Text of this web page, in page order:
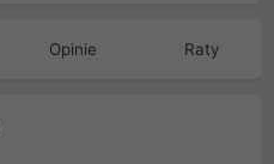
Opinie Raty